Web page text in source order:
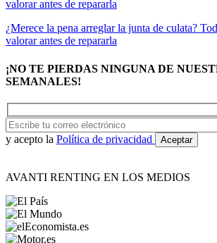
¿Merece la pena arreglar la junta de culata?
valorar antes de repararla
¡NO TE PIERDAS NINGUNA DE
SEMANALES!
y acepto la Política de privacidad
AVANTI RENTING EN LOS MEDIOS